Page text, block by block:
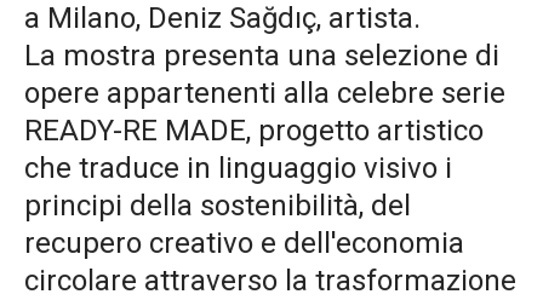
a Milano, Deniz Sağdıç, artista.
La mostra presenta una selezione di
opere appartenenti alla celebre serie
READY-RE MADE, progetto artistico
che traduce in linguaggio visivo i
principi della sostenibilità, del
recupero creativo e dell'economia
circolare attraverso la trasformazione